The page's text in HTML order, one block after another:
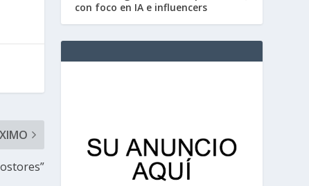
con foco en IA e influencers